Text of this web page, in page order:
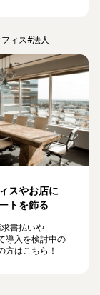
ィス#法人
スやお店に
トを飾る
書払いや
導入を検討中の
方はこちら！